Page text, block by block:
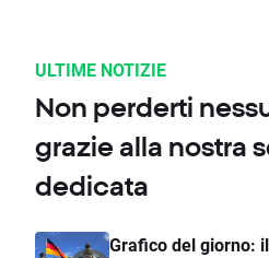
ULTIME NOTIZIE
Non perderti
grazie alla nostra
dedicata
Grafico del giorno: